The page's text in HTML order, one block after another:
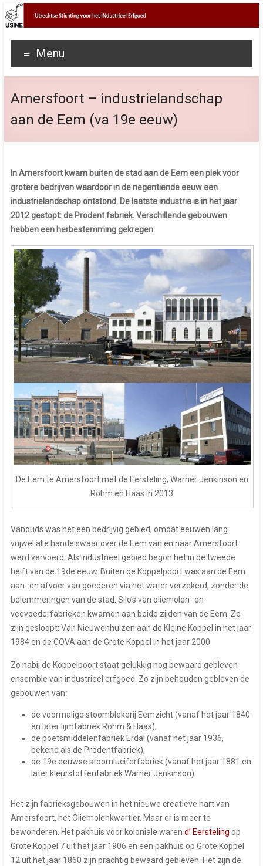
Menu
Amersfoort – industrielandschap
aan de Eem (va 19e eeuw)
In Amersfoort kwam buiten de stad aan de Eem een plek voor
grotere bedrijven waardoor in de negentiende eeuw een
industrielandschap ontstond. De laatste industrie is in het jaar
2012 gestopt: de Prodent fabriek. Verschillende gebouwen
hebben een herbestemming gekregen.
De Eem te Amersfoort met de Eersteling, Warner Jenkinson en
Rohm en Haas in 2013
Vanouds was het een bedrijvig gebied, omdat eeuwen lang
vrijwel alle handelswaar over de Eem van en naar Amersfoort
werd vervoerd. Als industrieel gebied begon het in de tweede
helft van de 19de eeuw. Buiten de Koppelpoort was aan de Eem
aan- en afvoer van goederen via het water verzekerd, zonder de
belemmeringen van de stad. Silo’s van oliemolen- en
veevoederfabrieken kwamen aan beide zijden van de Eem. Ze
zijn gesloopt: Van Nieuwenhuizen aan de Kleine Koppel in het jaar
1984 en de COVA aan de Grote Koppel in het jaar 2000.
Zo nabij de Koppelpoort staat gelukkig nog bewaard gebleven
ensemble van industrieel erfgoed. Zo zijn behouden gebleven de
gebouwen van:
de voormalige stoomblekerij Eemzicht (vanaf het jaar 1840
en later lijmfabriek Rohm & Haas),
de poetsmiddelenfabriek Erdal (vanaf het jaar 1936,
bekend als de Prodentfabriek),
de 19e eeuwse stoomluciferfabriek (vanaf het jaar 1881 en
later kleurstoffenfabriek Warner Jenkinson)
Het zijn fabrieksgebouwen in het nieuwe creatieve hart van
Amersfoort, het Oliemolenkwartier. Maar er is meer te
bewonderen. Het pakhuis voor koloniale waren d’ Eersteling op
Grote Koppel 7 uit het jaar 1906 en een pakhuis op Grote Koppel
12 uit het jaar 1860 zijn prachtig bewaard gebleven. Het zijn de